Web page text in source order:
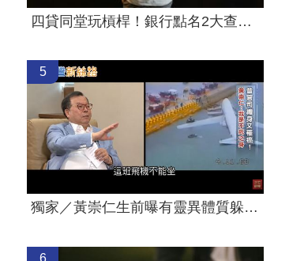
四貸同堂玩槓桿！銀行點名2大查核死角
5
獨家／黃崇仁生前曝有靈異體質躲班機墜海
6